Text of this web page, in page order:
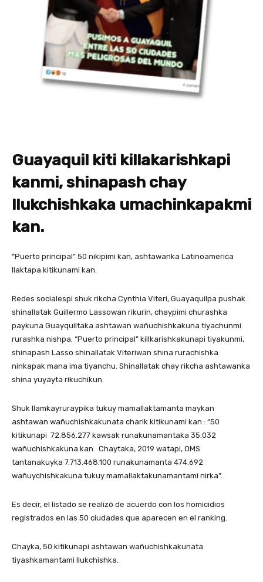
Guayaquil kiti killakarishkapi
kanmi, shinapash chay
llukchishkaka umachinkapakmi
kan.
“Puerto principal” 50 nikipimi kan, ashtawanka Latinoamerica
llaktapa kitikunami kan.
Redes socialespi shuk rikcha Cynthia Viteri, Guayaquilpa pushak
shinallatak Guillermo Lassowan rikurin, chaypimi churashka
paykuna Guayquiltaka ashtawan wañuchishkakuna tiyachunmi
rurashka nishpa. “Puerto principal” killkarishkakunapi tiyakunmi,
shinapash Lasso shinallatak Viteriwan shina rurachishka
ninkapak mana ima tiyanchu. Shinallatak chay rikcha ashtawanka
shina yuyayta rikuchikun.
Shuk llamkayruraypika tukuy mamallaktamanta maykan
ashtawan wañuchishkakunata charik kitikunami kan : “50
kitikunapi 72.856.277 kawsak runakunamantaka 35.032
wañuchishkakuna kan. Chaytaka, 2019 watapi, OMS
tantanakuyka 7.713.468.100 runakunamanta 474.692
wañuychishkakuna tukuy mamallaktakunamantami nirka”.
Es decir, el listado se realizó de acuerdo con los homicidios
registrados en las 50 ciudades que aparecen en el ranking.
Chayka, 50 kitikunapi ashtawan wañuchishkakunata
tiyashkamantami llukchishka.